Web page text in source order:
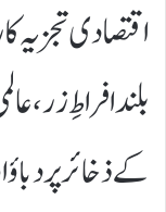
اقتصادی تجزیہ
بلند افراطِ زر،
کے ذخائر پر